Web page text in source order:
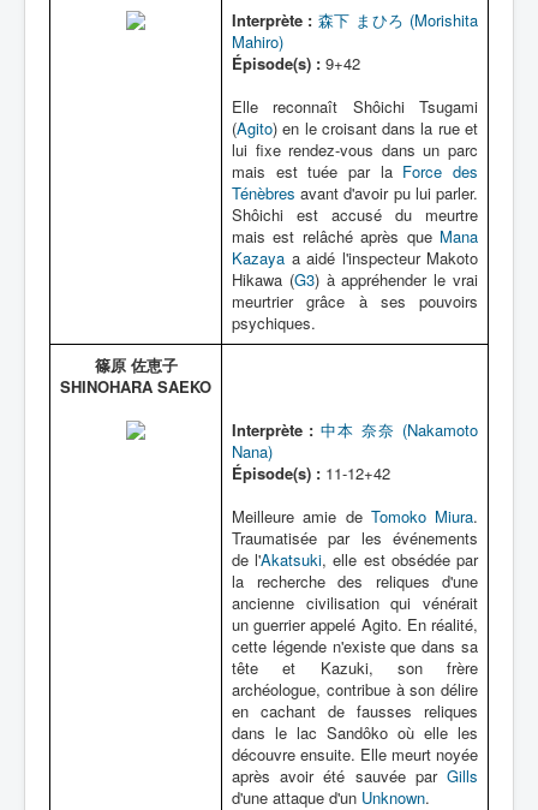
Interprète : 森下 まひろ (Morishita
Mahiro)
Épisode(s) : 9+42
Elle reconnaît Shôichi Tsugami
(Agito) en le croisant dans la rue et
lui fixe rendez-vous dans un parc
mais est tuée par la Force des
Ténèbres avant d'avoir pu lui parler.
Shôichi est accusé du meurtre
mais est relâché après que Mana
Kazaya a aidé l'inspecteur Makoto
Hikawa (G3) à appréhender le vrai
meurtrier grâce à ses pouvoirs
psychiques.
篠原 佐恵子
SHINOHARA SAEKO
Interprète : 中本 奈奈 (Nakamoto
Nana)
Épisode(s) : 11-12+42
Meilleure amie de Tomoko Miura.
Traumatisée par les événements
de l'Akatsuki, elle est obsédée par
la recherche des reliques d'une
ancienne civilisation qui vénérait
un guerrier appelé Agito. En réalité,
cette légende n'existe que dans sa
tête et Kazuki, son frère
archéologue, contribue à son délire
en cachant de fausses reliques
dans le lac Sandôko où elle les
découvre ensuite. Elle meurt noyée
après avoir été sauvée par Gills
d'une attaque d'un Unknown.